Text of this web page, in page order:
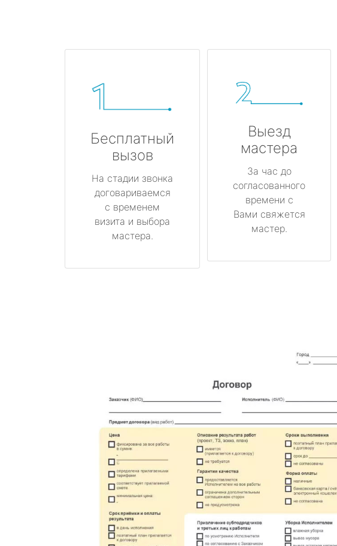
Бесплатный
вызов
На стадии звонка
договариваемся
с временем
визита и выбора
мастера.
Выезд
мастера
За час до
согласованного
времени с
Вами свяжется
мастер.